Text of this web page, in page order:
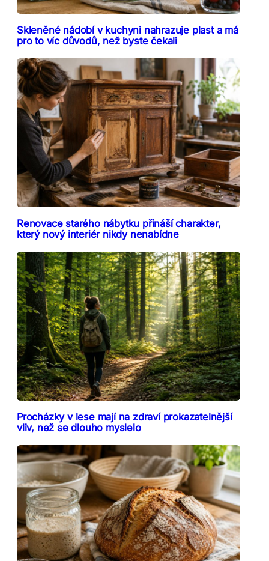
Skleněné nádobí v kuchyni nahrazuje plast a má
pro to víc důvodů, než byste čekali
Renovace starého nábytku přináší charakter,
který nový interiér nikdy nenabídne
Procházky v lese mají na zdraví prokazatelnější
vliv, než se dlouho myslelo